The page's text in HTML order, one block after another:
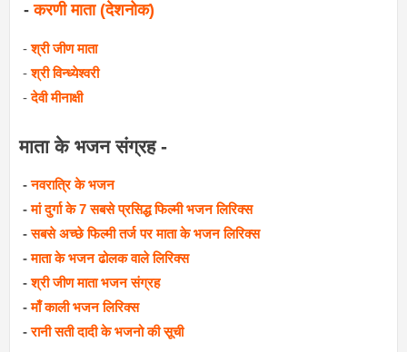
-करणी माता (देशनोक)
-श्री जीण माता
-श्री विन्ध्येश्वरी
-देवी मीनाक्षी
माता के भजन संग्रह -
-नवरात्रि के भजन
-मां दुर्गा के 7 सबसे प्रसिद्ध फिल्मी भजन लिरिक्स
-सबसे अच्छे फिल्मी तर्ज पर माता के भजन लिरिक्स
-माता के भजन ढोलक वाले लिरिक्स
-श्री जीण माता भजन संग्रह
-माँ काली भजन लिरिक्स
-रानी सती दादी के भजनो की सूची